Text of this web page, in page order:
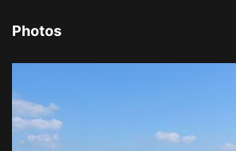
Photos